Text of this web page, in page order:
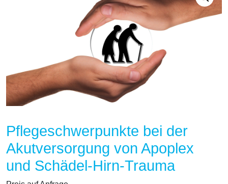
Pflegeschwerpunkte bei der
Akutversorgung von Apoplex
und Schädel-Hirn-Trauma